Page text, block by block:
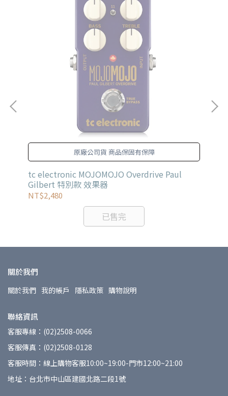
原廠公司貨 商品保固有保障
tc electronic MOJOMOJO Overdrive Paul
Gilbert 特別款 效果器
NT$2,480
已售完
關於我們
關於我們 我的帳戶 隱私政策 購物說明
聯絡資訊
客服專線：(02)2508-0066
客服傳真：(02)2508-0128
客服時間：線上購物客服10:00~19:00-門市12:00~21:00
地址：台北市中山區建國北路二段1號